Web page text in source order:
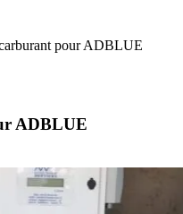
pour ADBLUE
ADBLUE